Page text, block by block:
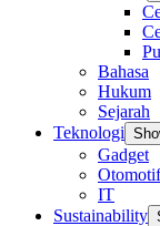
Bahasa
Hukum
Sejarah
Teknologi
Gadget
Otomotif
IT
Sustainability